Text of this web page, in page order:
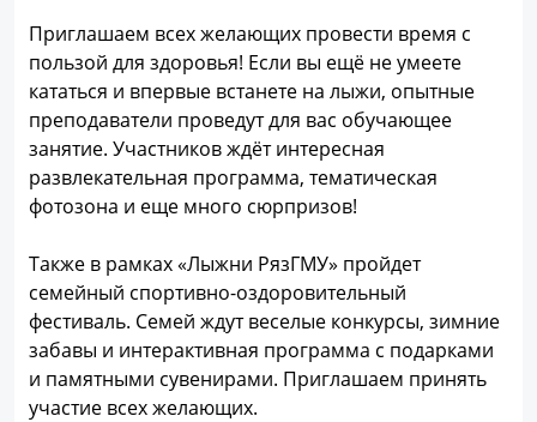
Приглашаем всех желающих провести время с
пользой для здоровья! Если вы ещё не умеете
кататься и впервые встанете на лыжи, опытные
преподаватели проведут для вас обучающее
занятие. Участников ждёт интересная
развлекательная программа, тематическая
фотозона и еще много сюрпризов!
Также в рамках «Лыжни РязГМУ» пройдет
семейный спортивно-оздоровительный
фестиваль. Семей ждут веселые конкурсы, зимние
забавы и интерактивная программа с подарками
и памятными сувенирами. Приглашаем принять
участие всех желающих.